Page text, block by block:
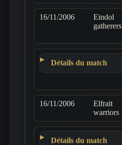
16/11/2006
Eindol
gatherers
Détails du match
16/11/2006
Elfraït
warriors
Détails du match